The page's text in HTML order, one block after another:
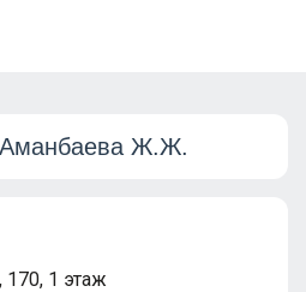
Аманбаева Ж.Ж.
1 этаж